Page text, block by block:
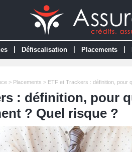
Défiscalisation Placements
> Placements > ETF et Trackers : définition, pour
: définition, pour
? Quel risque ?